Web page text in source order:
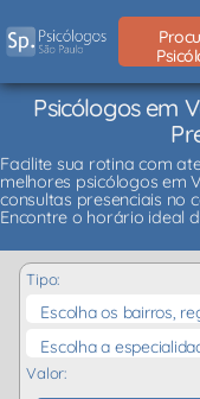
Psicólogos em
Facilite sua rotina com
melhores psicólogos em
consultas presenciais no
Encontre o horário ideal
Tipo:
Escolha os bairros,
Escolha a
Valor: